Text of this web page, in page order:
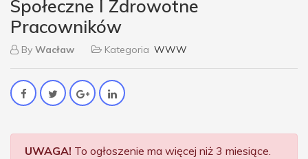
Społeczne I Zdrowotne
Pracowników
By Wacław Kategoria WWW
UWAGA! To ogłoszenie ma więcej niż 3 miesiące.